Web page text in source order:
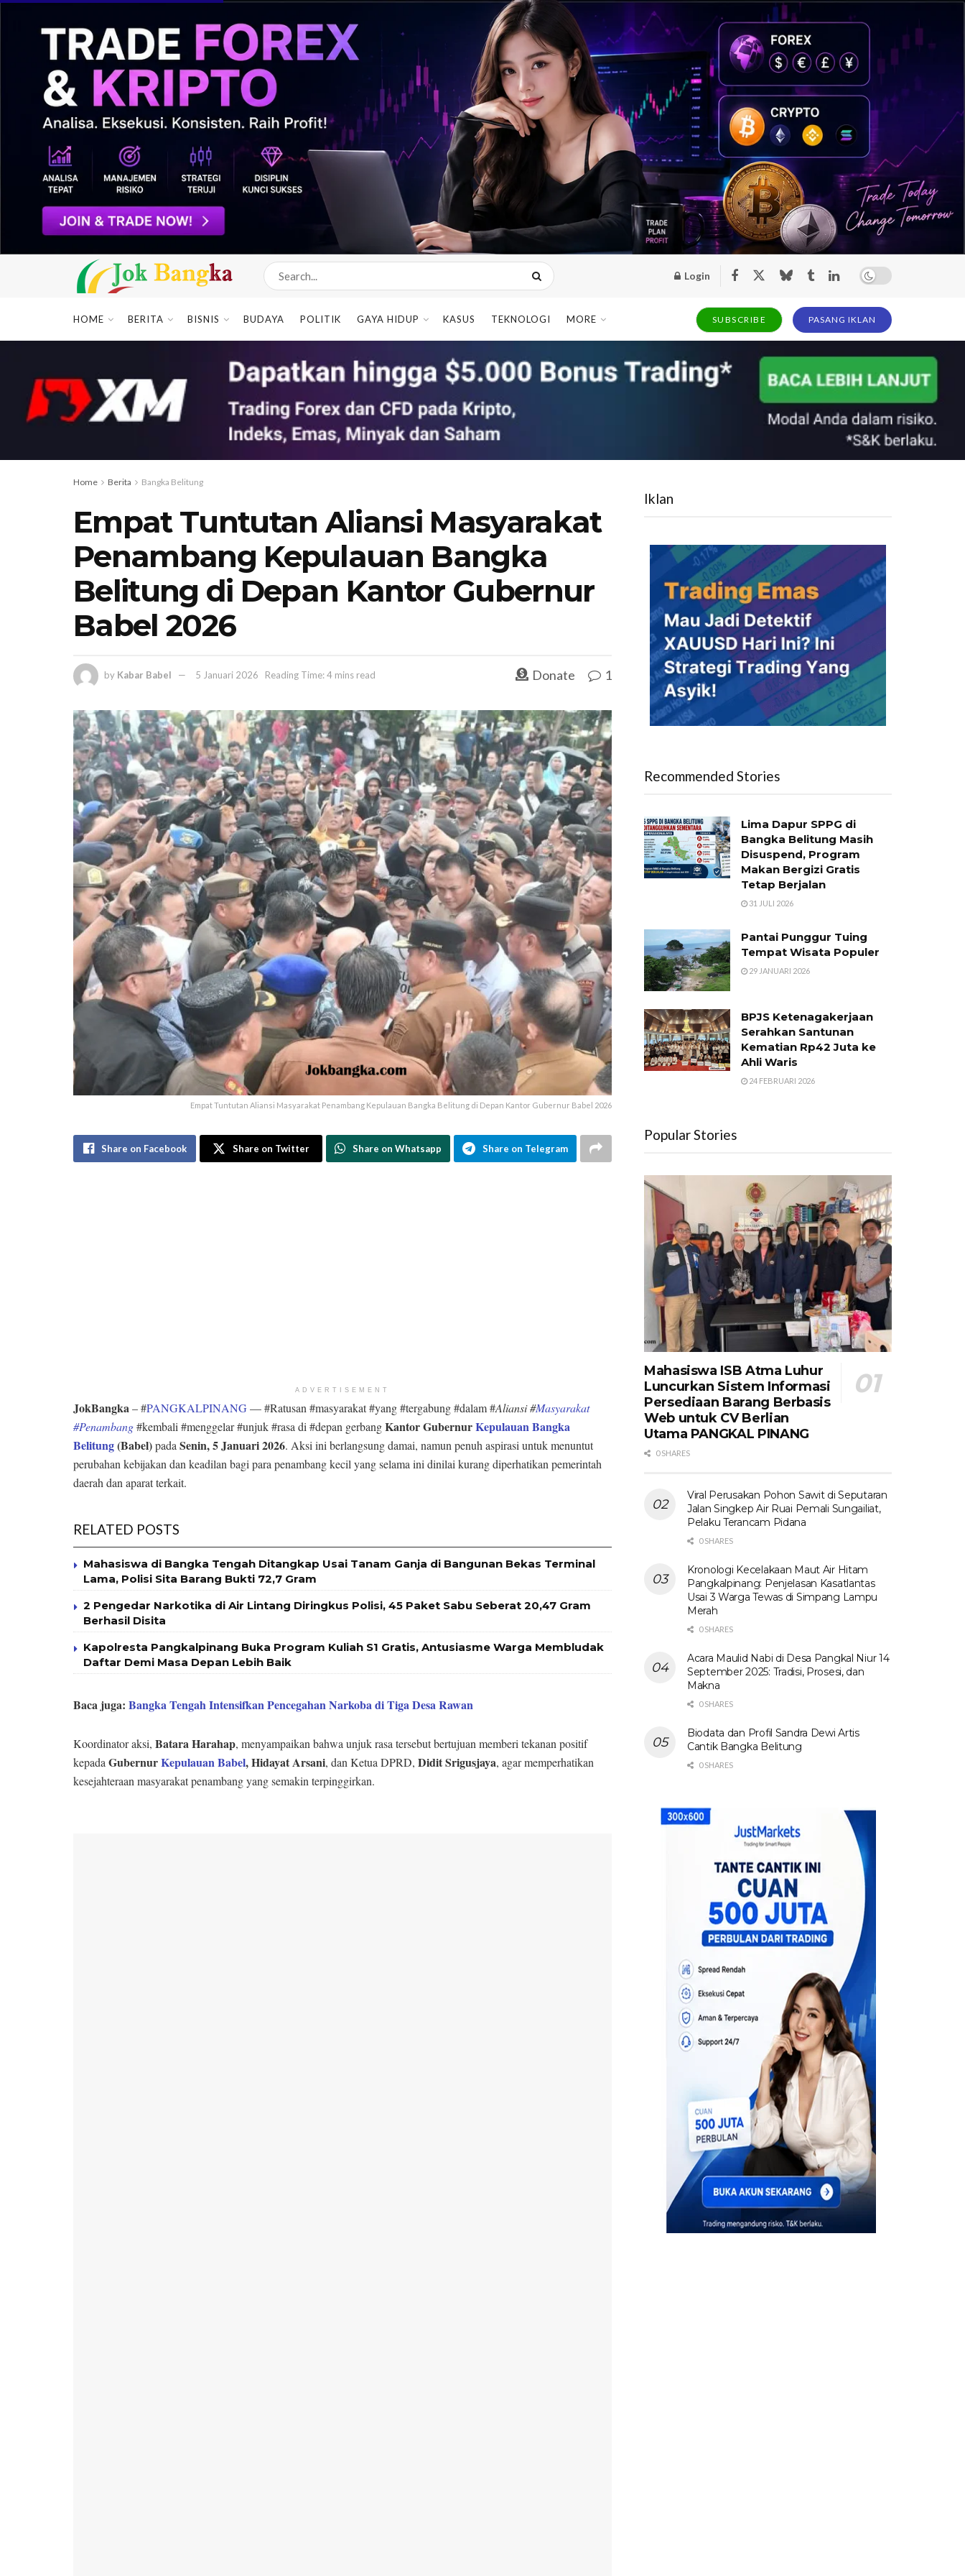
Login
HOME BERITA BISNIS BUDAYA POLITIK GAYA HIDUP KASUS TEKNOLOGI MORE SUBSCRIBE PASANG IKLAN
Home Berita Bangka Belitung
Empat Tuntutan Aliansi Masyarakat
Penambang Kepulauan Bangka
Belitung di Depan Kantor Gubernur
Babel 2026
by Kabar Babel 5 Januari 2026 Reading Time: 4 mins read Donate 1
Empat Tuntutan Aliansi Masyarakat Penambang Kepulauan Bangka Belitung di Depan Kantor Gubernur Babel 2026
Share on Facebook Share on Twitter Share on Whatsapp Share on Telegram
ADVERTISEMENT
JokBangka– #PANGKALPINANG— #Ratusan #masyarakat #yang #tergabung #dalam #Aliansi #Masyarakat
#Penambang#kembali #menggelar #unjuk #rasa di #depan gerbangKantor GubernurKepulauan Bangka
Belitung(Babel)pada Senin, 5 Januari 2026. Aksi ini berlangsung damai, namun penuh aspirasi untuk menuntut
perubahan kebijakan dan keadilan bagi para penambang kecil yang selama ini dinilai kurang diperhatikan pemerintah
daerah dan aparat terkait.
RELATED POSTS
Mahasiswa di Bangka Tengah Ditangkap Usai Tanam Ganja di Bangunan Bekas Terminal
Lama, Polisi Sita Barang Bukti 72,7 Gram
2 Pengedar Narkotika di Air Lintang Diringkus Polisi, 45 Paket Sabu Seberat 20,47 Gram
Berhasil Disita
Kapolresta Pangkalpinang Buka Program Kuliah S1 Gratis, Antusiasme Warga Membludak
Daftar Demi Masa Depan Lebih Baik
Baca juga: Bangka Tengah Intensifkan Pencegahan Narkoba di Tiga Desa Rawan
Koordinator aksi, Batara Harahap, menyampaikan bahwa unjuk rasa tersebut bertujuan memberi tekanan positif
kepada GubernurKepulauan Babel, Hidayat Arsani, dan Ketua DPRD, Didit Srigusjaya, agar memperhatikan
kesejahteraan masyarakat penambang yang semakin terpinggirkan.
Iklan
Recommended Stories
Lima Dapur SPPG di
Bangka Belitung Masih
Disuspend, Program
Makan Bergizi Gratis
Tetap Berjalan
31 JULI 2026
Pantai Punggur Tuing
Tempat Wisata Populer
29 JANUARI 2026
BPJS Ketenagakerjaan
Serahkan Santunan
Kematian Rp42 Juta ke
Ahli Waris
24 FEBRUARI 2026
Popular Stories
Mahasiswa ISB Atma Luhur
Luncurkan Sistem Informasi
Persediaan Barang Berbasis
Web untuk CV Berlian
Utama​ PANGKAL PINANG
0 SHARES
Viral Perusakan Pohon Sawit di Seputaran
Jalan Singkep Air Ruai Pemali Sungailiat,
Pelaku Terancam Pidana
0 SHARES
Kronologi Kecelakaan Maut Air Hitam
Pangkalpinang: Penjelasan Kasatlantas
Usai 3 Warga Tewas di Simpang Lampu
Merah
0 SHARES
Acara Maulid Nabi di Desa Pangkal Niur 14
September 2025: Tradisi, Prosesi, dan
Makna
0 SHARES
Biodata dan Profil Sandra Dewi Artis
Cantik Bangka Belitung
0 SHARES